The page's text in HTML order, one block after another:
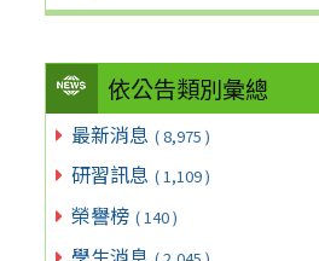
依公告類別彙總
最新消息 ( 8,975 )
研習訊息 ( 1,109 )
榮譽榜 ( 140 )